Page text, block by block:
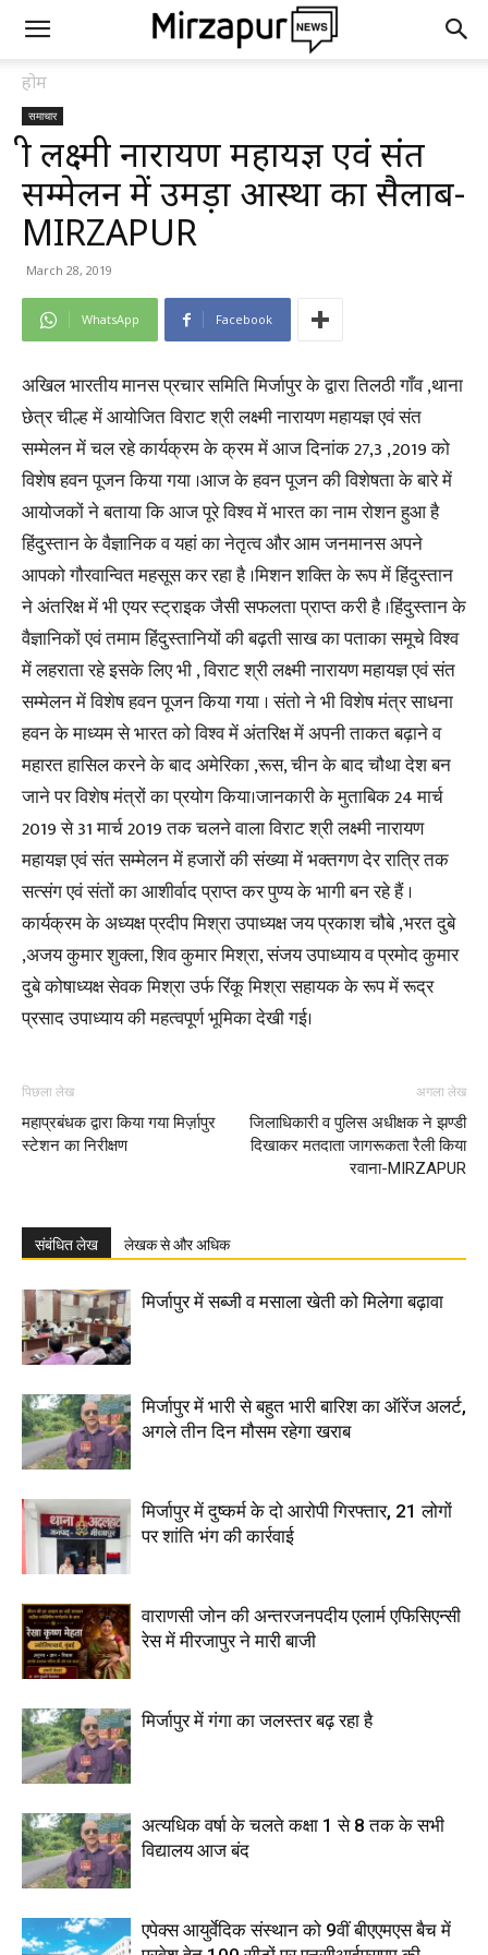
होम
समाचार
श्री लक्ष्मी नारायण महायज्ञ एवं संत
सम्मेलन में उमड़ा आस्था का सैलाब-
MIRZAPUR
March 28, 2019
WhatsApp Facebook
अखिल भारतीय मानस प्रचार समिति मिर्जापुर के द्वारा तिलठी गाँव ,थाना
छेत्र चील्ह में आयोजित विराट श्री लक्ष्मी नारायण महायज्ञ एवं संत
सम्मेलन में चल रहे कार्यक्रम के क्रम में आज दिनांक 27,3 ,2019 को
विशेष हवन पूजन किया गया ।आज के हवन पूजन की विशेषता के बारे में
आयोजकों ने बताया कि आज पूरे विश्व में भारत का नाम रोशन हुआ है
हिंदुस्तान के वैज्ञानिक व यहां का नेतृत्व और आम जनमानस अपने
आपको गौरवान्वित महसूस कर रहा है ।मिशन शक्ति के रूप में हिंदुस्तान
ने अंतरिक्ष में भी एयर स्ट्राइक जैसी सफलता प्राप्त करी है ।हिंदुस्तान के
वैज्ञानिकों एवं तमाम हिंदुस्तानियों की बढ़ती साख का पताका समूचे विश्व
में लहराता रहे इसके लिए भी , विराट श्री लक्ष्मी नारायण महायज्ञ एवं संत
सम्मेलन में विशेष हवन पूजन किया गया । संतो ने भी विशेष मंत्र साधना
हवन के माध्यम से भारत को विश्व में अंतरिक्ष में अपनी ताकत बढ़ाने व
महारत हासिल करने के बाद अमेरिका ,रूस, चीन के बाद चौथा देश बन
जाने पर विशेष मंत्रों का प्रयोग किया।जानकारी के मुताबिक 24 मार्च
2019 से 31 मार्च 2019 तक चलने वाला विराट श्री लक्ष्मी नारायण
महायज्ञ एवं संत सम्मेलन में हजारों की संख्या में भक्तगण देर रात्रि तक
सत्संग एवं संतों का आशीर्वाद प्राप्त कर पुण्य के भागी बन रहे हैं ।
कार्यक्रम के अध्यक्ष प्रदीप मिश्रा उपाध्यक्ष जय प्रकाश चौबे ,भरत दुबे
,अजय कुमार शुक्ला, शिव कुमार मिश्रा, संजय उपाध्याय व प्रमोद कुमार
दुबे कोषाध्यक्ष सेवक मिश्रा उर्फ रिंकू मिश्रा सहायक के रूप में रूद्र
प्रसाद उपाध्याय की महत्वपूर्ण भूमिका देखी गई।
पिछला लेख
महाप्रबंधक द्वारा किया गया मिर्ज़ापुर
स्टेशन का निरीक्षण
अगला लेख
जिलाधिकारी व पुलिस अधीक्षक ने झण्डी
दिखाकर मतदाता जागरूकता रैली किया
रवाना-MIRZAPUR
संबंधित लेख लेखक से और अधिक
मिर्जापुर में सब्जी व मसाला खेती को मिलेगा बढ़ावा
मिर्जापुर में भारी से बहुत भारी बारिश का ऑरेंज अलर्ट,
अगले तीन दिन मौसम रहेगा खराब
मिर्जापुर में दुष्कर्म के दो आरोपी गिरफ्तार, 21 लोगों
पर शांति भंग की कार्रवाई
वाराणसी जोन की अन्तरजनपदीय एलार्म एफिसिएन्सी
रेस में मीरजापुर ने मारी बाजी
मिर्जापुर में गंगा का जलस्तर बढ़ रहा है
अत्यधिक वर्षा के चलते कक्षा 1 से 8 तक के सभी
विद्यालय आज बंद
एपेक्स आयुर्वेदिक संस्थान को 9वीं बीएएमएस बैच में